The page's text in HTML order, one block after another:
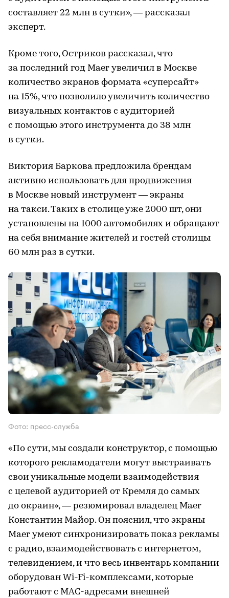
составляет 22 млн в сутки», — рассказал
эксперт.
Кроме того, Остриков рассказал, что
за последний год Maer увеличил в Москве
количество экранов формата «суперсайт»
на 15%, что позволило увеличить количество
визуальных контактов с аудиторией
с помощью этого инструмента до 38 млн
в сутки.
Виктория Баркова предложила брендам
активно использовать для продвижения
в Москве новый инструмент — экраны
на такси. Таких в столице уже 2000 шт, они
установлены на 1000 автомобилях и обращают
на себя внимание жителей и гостей столицы
60 млн раз в сутки.
Фото: пресс-служба
«По сути, мы создали конструктор, с помощью
которого рекламодатели могут выстраивать
свои уникальные модели взаимодействия
с целевой аудиторией от Кремля до самых
до окраин», — резюмировал владелец Maer
Константин Майор. Он пояснил, что экраны
Maer умеют синхронизировать показ рекламы
с радио, взаимодействовать с интернетом,
телевидением, и что весь инвентарь компании
оборудован Wi-Fi-комплексами, которые
работают с MAC-адресами внешней